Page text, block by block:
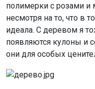
полимерки с розами и
несмотря на то, что в
идеала. С деревом я
появляются кулоны и
они для особых